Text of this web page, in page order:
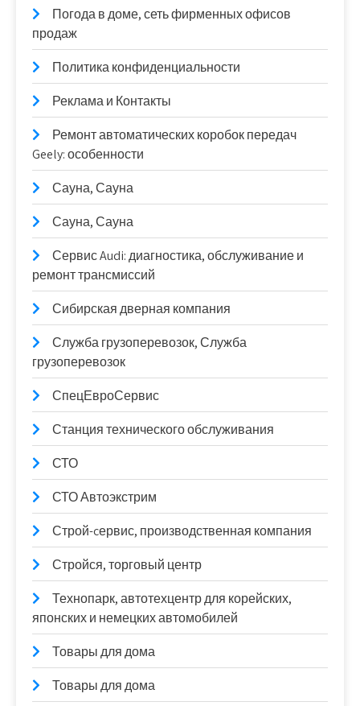
Погода в доме, сеть фирменных офисов
продаж
Политика конфиденциальности
Реклама и Контакты
Ремонт автоматических коробок передач
Geely: особенности
Сауна, Сауна
Сауна, Сауна
Сервис Audi: диагностика, обслуживание и
ремонт трансмиссий
Сибирская дверная компания
Служба грузоперевозок, Служба
грузоперевозок
СпецЕвроСервис
Станция технического обслуживания
СТО
СТО Автоэкстрим
Строй-cервис, производственная компания
Стройся, торговый центр
Технопарк, автотехцентр для корейских,
японских и немецких автомобилей
Товары для дома
Товары для дома